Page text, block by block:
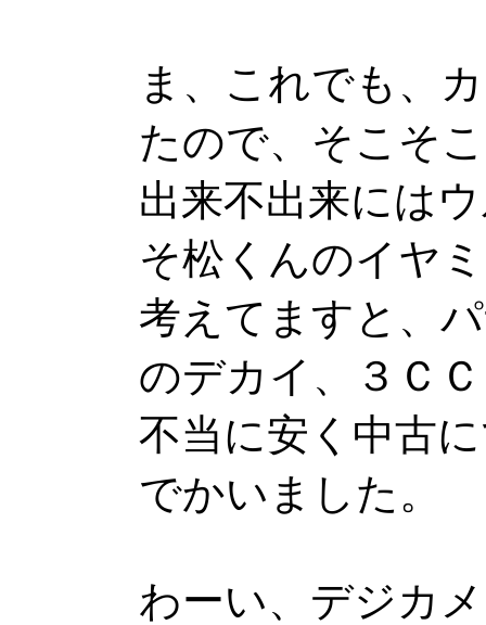
ま、これでも、
たので、そこそ
出来不出来には
そ松くんのイヤ
考えてますと、
のデカイ、３Ｃ
不当に安く中古
でかいました。
わーい、デジカ